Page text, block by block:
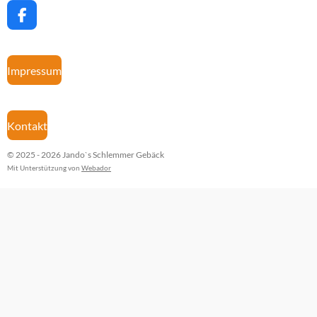
F
a
b
o
k
Impressum
Kontakt
© 2025 - 2026 Jando`s Schlemmer Gebäck
Mit Unterstützung von Webador